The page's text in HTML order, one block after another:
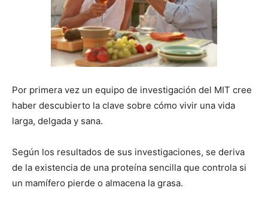
Por primera vez un equipo de investigación del MIT cree
haber descubierto la clave sobre cómo vivir una vida
larga, delgada y sana.
Según los resultados de sus investigaciones, se deriva
de la existencia de una proteína sencilla que controla si
un mamífero pierde o almacena la grasa.